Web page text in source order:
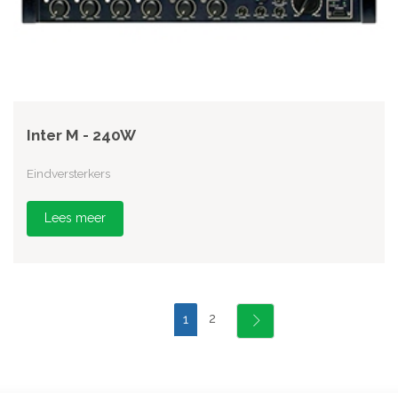
Inter M - 240W
Eindversterkers
Lees meer
1 2